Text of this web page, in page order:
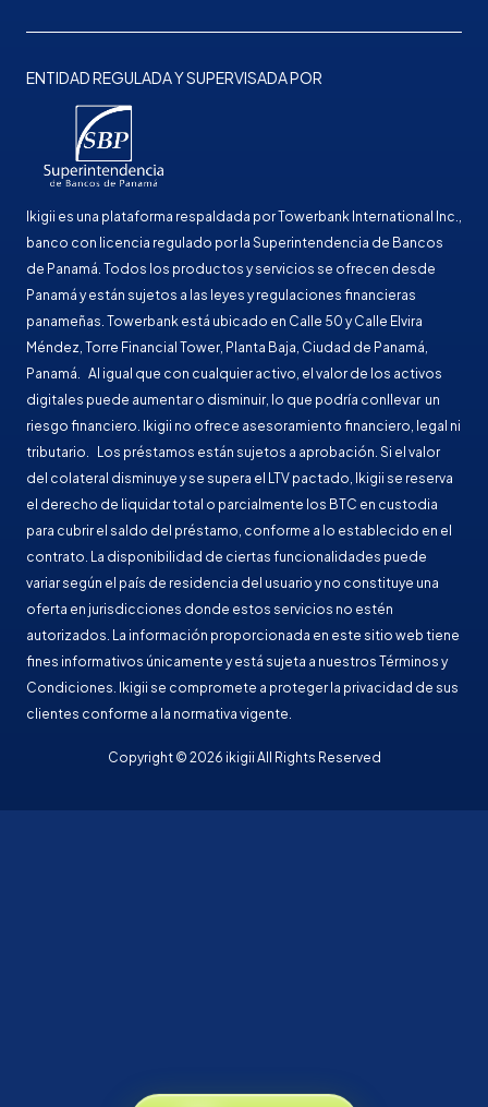
ENTIDAD REGULADA Y SUPERVISADA POR
Ikigii es una plataforma respaldada por Towerbank International Inc.,
banco con licencia regulado por la Superintendencia de Bancos
de Panamá. Todos los productos y servicios se ofrecen desde
Panamá y están sujetos a las leyes y regulaciones financieras
panameñas. Towerbank está ubicado en Calle 50 y Calle Elvira
Méndez, Torre Financial Tower, Planta Baja, Ciudad de Panamá,
Panamá. Al igual que con cualquier activo, el valor de los activos
digitales puede aumentar o disminuir, lo que podría conllevar un
riesgo financiero. Ikigii no ofrece asesoramiento financiero, legal ni
tributario. Los préstamos están sujetos a aprobación. Si el valor
del colateral disminuye y se supera el LTV pactado, Ikigii se reserva
el derecho de liquidar total o parcialmente los BTC en custodia
para cubrir el saldo del préstamo, conforme a lo establecido en el
contrato. La disponibilidad de ciertas funcionalidades puede
variar según el país de residencia del usuario y no constituye una
oferta en jurisdicciones donde estos servicios no estén
autorizados. La información proporcionada en este sitio web tiene
fines informativos únicamente y está sujeta a nuestros Términos y
Condiciones. Ikigii se compromete a proteger la privacidad de sus
clientes conforme a la normativa vigente.
Copyright © 2026 ikigii All Rights Reserved